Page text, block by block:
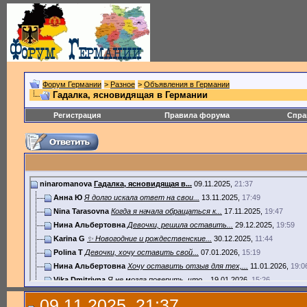
Форум Германии > Разное > Объявления в Германии
Гадалка, ясновидящая в Германии
Регистрация Правила форума
ninaromanova Гадалка, ясновидящая в... 09.11.2025, 21:37
Анна Ю Я долго искала ответ на свои... 13.11.2025, 17:49
Nina Tarasovna Когда я начала обращаться к... 17.11.2025, 19:47
Нина Альбертовна Девочки, решила оставить... 29.12.2025, 19:59
Karina G ✨ Новогодние и рождественские... 30.12.2025, 11:44
Polina T Девочки, хочу оставить свой... 07.01.2026, 15:19
Нина Альбертовна Хочу оставить отзыв для тех,... 11.01.2026,
Vika Dmitrivna Я не могла поверить, что... 19.01.2026, 15:26
ОксанаР Хочу оставить отзыв о гадалке...22.01.2026,19:50